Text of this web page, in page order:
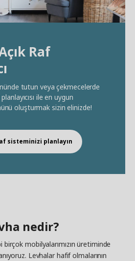
Raf
tutun veya çekmecelerde
ile en uygun
oluşturmak sizin elinizde!
sisteminizi planlayın
nedir?
birçok mobilyalarımızın üretiminde
Levhalar hafif olmalarının